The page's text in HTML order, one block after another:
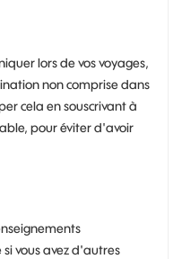
lors de vos voyages,
non comprise dans
cela en souscrivant à
pour éviter d'avoir
vous avez d'autres